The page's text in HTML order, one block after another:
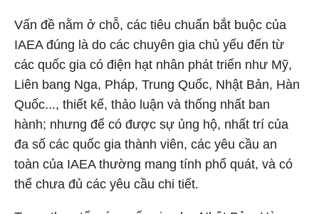
Vấn đề nằm ở chỗ, các tiêu chuẩn bắt buộc của
IAEA đúng là do các chuyên gia chủ yếu đến từ
các quốc gia có điện hạt nhân phát triển như Mỹ,
Liên bang Nga, Pháp, Trung Quốc, Nhật Bản, Hàn
Quốc..., thiết kế, thảo luận và thống nhất ban
hành; nhưng để có được sự ủng hộ, nhất trí của
đa số các quốc gia thành viên, các yêu cầu an
toàn của IAEA thường mang tính phổ quát, và có
thể chưa đủ các yêu cầu chi tiết.